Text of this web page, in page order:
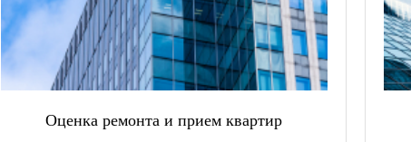
Оценка ремонта и прием квартир